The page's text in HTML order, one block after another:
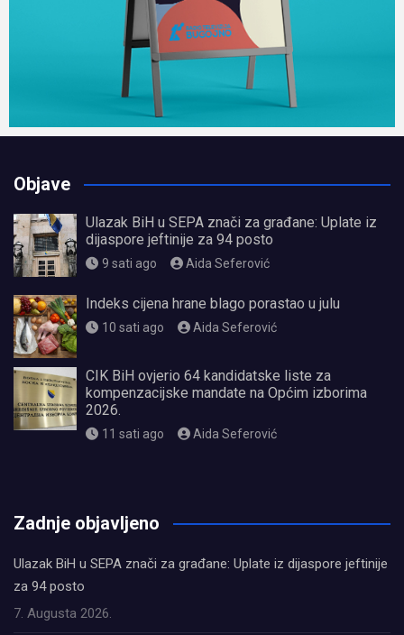
Objave
Ulazak BiH u SEPA znači za građane: Uplate iz
dijaspore jeftinije za 94 posto
9 sati ago Aida Seferović
Indeks cijena hrane blago porastao u julu
10 sati ago Aida Seferović
CIK BiH ovjerio 64 kandidatske liste za
kompenzacijske mandate na Općim izborima
2026.
11 sati ago Aida Seferović
Zadnje objavljeno
Ulazak BiH u SEPA znači za građane: Uplate iz dijaspore jeftinije
za 94 posto
7. Augusta 2026.